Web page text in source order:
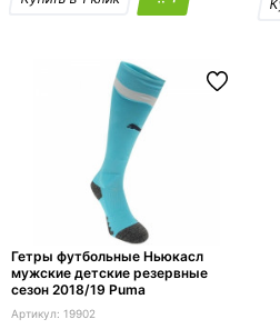
Гетры футбольные Ньюкасл
мужские детские резервные
сезон 2018/19 Puma
19902